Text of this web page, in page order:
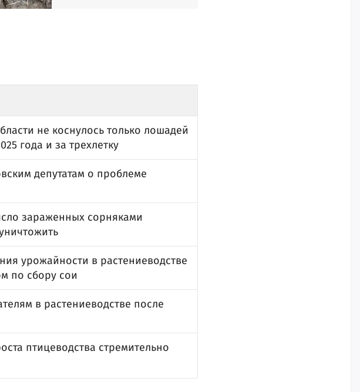
не коснулось только лошадей
года и за трехлетку
депутатам о проблеме
зараженных сорняками
урожайности в растениеводстве
по сбору сои
в растениеводстве после
птицеводства стремительно